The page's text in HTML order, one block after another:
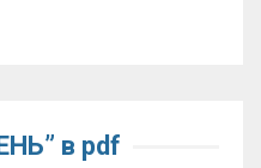
в pdf